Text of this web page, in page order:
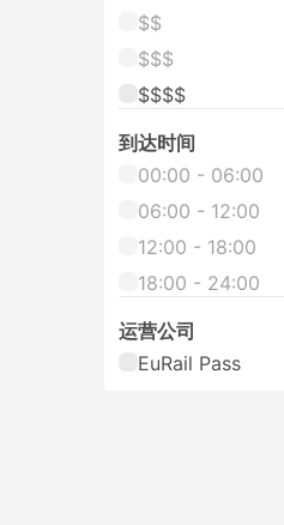
$$
$$$
$$$$
到达时间
00:00 - 06:00
06:00 - 12:00
12:00 - 18:00
18:00 - 24:00
运营公司
EuRail Pass